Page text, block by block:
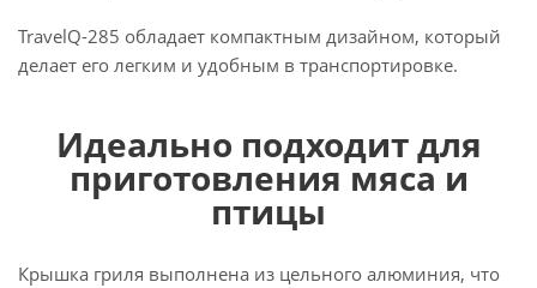
TravelQ-285 обладает компактным дизайном, который
делает его легким и удобным в транспортировке.
Идеально подходит для
приготовления мяса и
птицы
Крышка гриля выполнена из цельного алюминия, что